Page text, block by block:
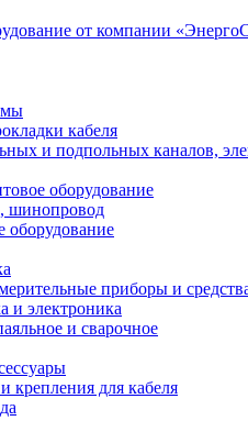
кабеля
и подпольных каналов,
оборудование
оборудование
приборы и
и электроника
и сварочное
крепления для кабеля